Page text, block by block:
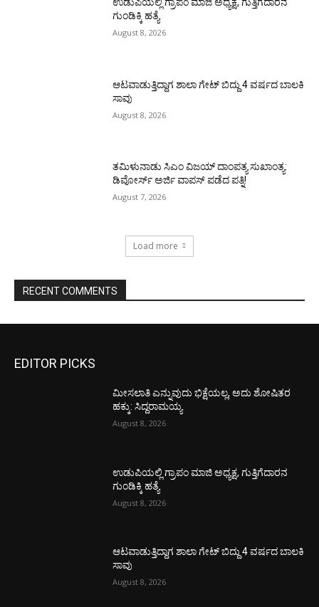
ಗುಂಡಿಕ್ಕಿ ಹತ್ಯೆ
August 8, 2026
ಆಟವಾಡುತ್ತಿದ್ದಾಗ ಶಾಲಾ ಗೇಟ್‌ ಬಿದ್ದು 4 ವರ್ಷದ ಬಾಲಕಿ
ಸಾವು
August 8, 2026
ತಮಿಳುನಾಡು ಸಿಎಂ ವಿಜಯ್‌ ದಾಂಪತ್ಯ ಸುಖಾಂತ್ಯ:
ಡಿವೋರ್ಸ್‌ ಅರ್ಜಿ ವಾಪಸ್‌ ಪಡೆದ ಪತ್ನಿ!
August 7, 2026
Load more
RECENT COMMENTS
EDITOR PICKS
ಮೀಸಲಾತಿ ಎನ್ನುವುದು ಭಿಕ್ಷೆಯಲ್ಲ, ಅದು ಶೋಷಿತರ
ಹಕ್ಕು: ಸಿದ್ದರಾಮಯ್ಯ
August 8, 2026
ಉಡುಪಿಯಲ್ಲಿ ಗ್ರಾಪಂ ಮಾಜಿ ಅಧ್ಯಕ್ಷ, ಗುತ್ತಿಗೆದಾರನ
ಗುಂಡಿಕ್ಕಿ ಹತ್ಯೆ
August 8, 2026
ಆಟವಾಡುತ್ತಿದ್ದಾಗ ಶಾಲಾ ಗೇಟ್‌ ಬಿದ್ದು 4 ವರ್ಷದ ಬಾಲಕಿ
ಸಾವು
August 8, 2026